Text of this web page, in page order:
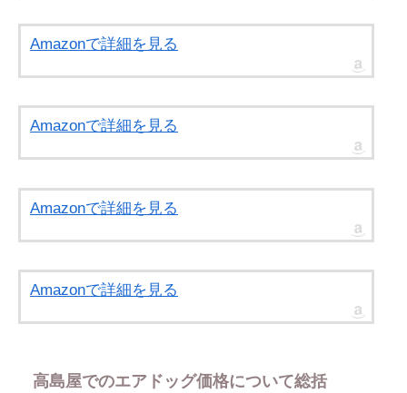
Amazonで詳細を見る
Amazonで詳細を見る
Amazonで詳細を見る
Amazonで詳細を見る
高島屋でのエアドッグ価格について総括